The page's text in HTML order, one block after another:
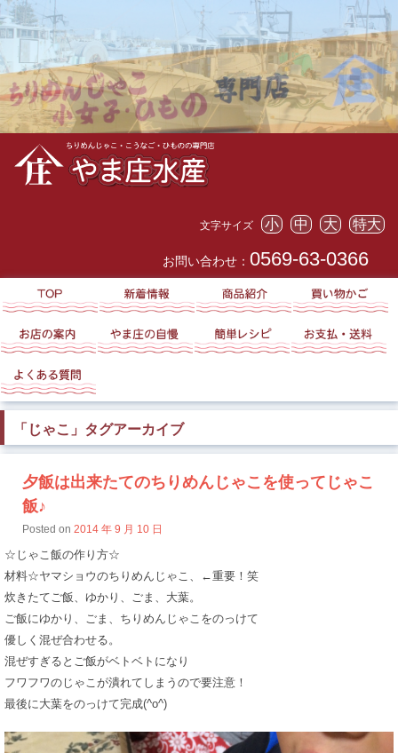
文字サイズ 小 中 大 特大
お問い合わせ： 0569-63-0366
「 じゃこ 」タグアーカイブ
夕飯は出来たてのちりめんじゃこを使ってじゃこ
飯♪
Posted on 2014 年 9 月 10 日
☆じゃこ飯の作り方☆
材料☆ヤマショウのちりめんじゃこ、←重要！笑
炊きたてご飯、ゆかり、ごま、大葉。
ご飯にゆかり、ごま、ちりめんじゃこをのっけて
優しく混ぜ合わせる。
混ぜすぎるとご飯がベトベトになり
フワフワのじゃこが潰れてしまうので要注意！
最後に大葉をのっけて完成(^o^)